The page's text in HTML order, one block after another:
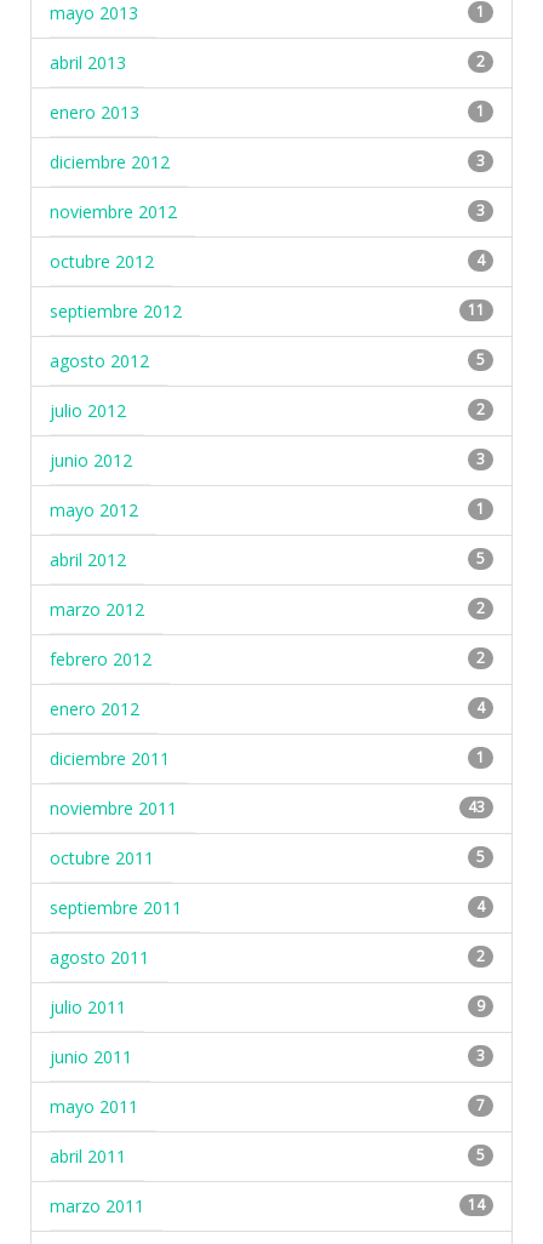
mayo 2013 1
abril 2013 2
enero 2013 1
diciembre 2012 3
noviembre 2012 3
octubre 2012 4
septiembre 2012 11
agosto 2012 5
julio 2012 2
junio 2012 3
mayo 2012 1
abril 2012 5
marzo 2012 2
febrero 2012 2
enero 2012 4
diciembre 2011 1
noviembre 2011 43
octubre 2011 5
septiembre 2011 4
agosto 2011 2
julio 2011 9
junio 2011 3
mayo 2011 7
abril 2011 5
marzo 2011 14